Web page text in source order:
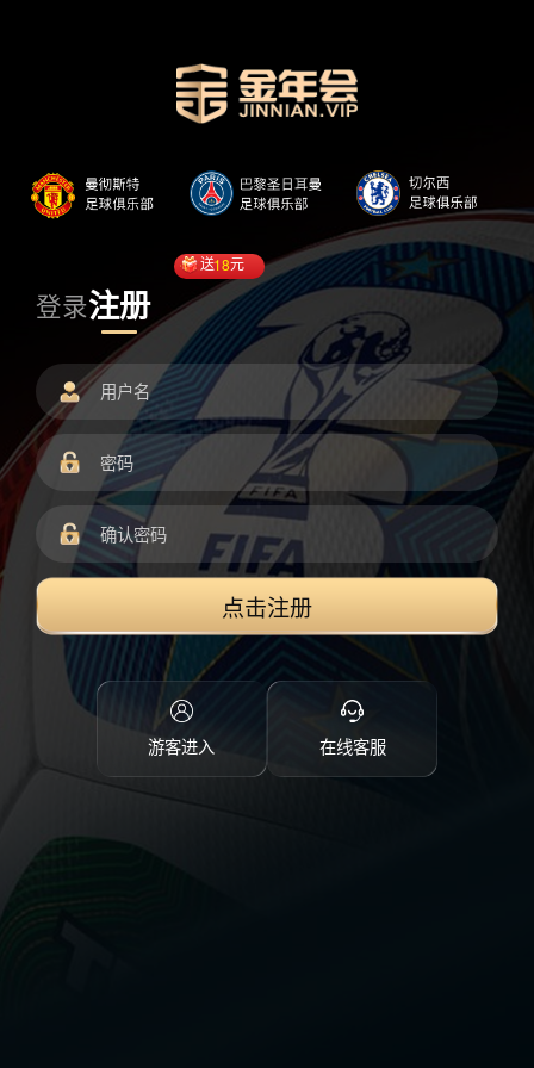
登录注册
送18元
点击注册
游客进入 在线客服